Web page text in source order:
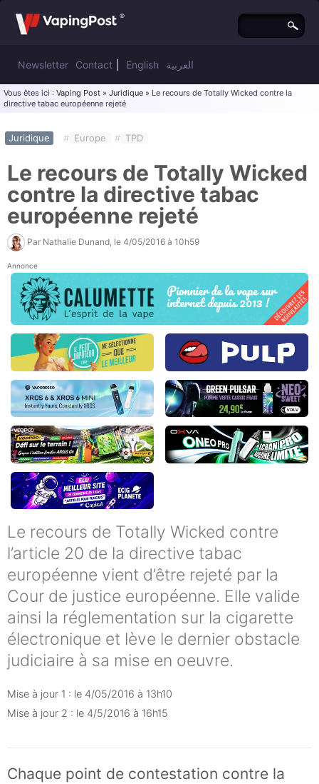
Newsletter Contact English العربية
Vous êtes ici : Vaping Post » Juridique » Le recours de Totally Wicked contre la
directive tabac européenne rejeté
Juridique # Europe # TPD
Le recours de Totally Wicked
contre la directive tabac
européenne rejeté
Par Nathalie Dunand , le 4/05/2016 à 10h59
Annonce
Le recours de Totally Wicked contre
l’article 20 de la directive tabac
européenne vient d’être rejeté par la
Cour de justice européenne. Elle valide
ainsi la réglementation sur la cigarette
électronique et lève le dernier obstacle
judiciaire à sa mise en oeuvre.
Mise à jour 1 : le 4/05/2016 à 13h10
Mise à jour 2 : le 4/5/2016 à 16h15
Chaque point de contestation contre la